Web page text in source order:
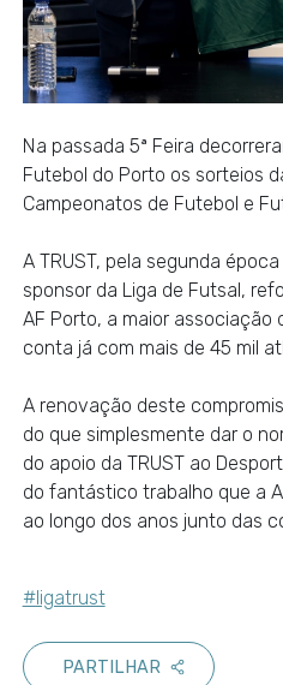
Na passada 5ª Feira
Futebol do Porto os sorteios
Campeonatos de Futebol e
A TRUST, pela segunda
sponsor da Liga de Futsal,
AF Porto, a maior associação
conta já com mais de 45 mil
A renovação deste
do que simplesmente dar o
do apoio da TRUST ao
do fantástico trabalho que a
ao longo dos anos junto das
#ligatrust
PARTILHAR